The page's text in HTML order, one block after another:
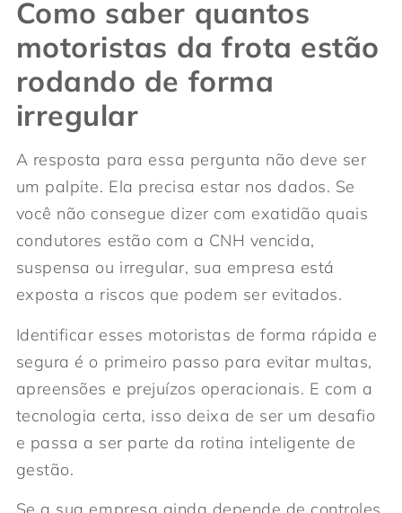
Como saber quantos
motoristas da frota estão
rodando de forma
irregular
A resposta para essa pergunta não deve ser
um palpite. Ela precisa estar nos dados. Se
você não consegue dizer com exatidão quais
condutores estão com a CNH vencida,
suspensa ou irregular, sua empresa está
exposta a riscos que podem ser evitados.
Identificar esses motoristas de forma rápida e
segura é o primeiro passo para evitar multas,
apreensões e prejuízos operacionais. E com a
tecnologia certa, isso deixa de ser um desafio
e passa a ser parte da rotina inteligente de
gestão.